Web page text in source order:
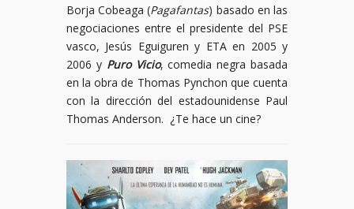
Borja Cobeaga (Pagafantas) basado en las
negociaciones entre el presidente del PSE
vasco, Jesús Eguiguren y ETA en 2005 y
2006 y Puro Vicio, comedia negra basada
en la obra de Thomas Pynchon que cuenta
con la dirección del estadounidense Paul
Thomas Anderson. ¿Te hace un cine?